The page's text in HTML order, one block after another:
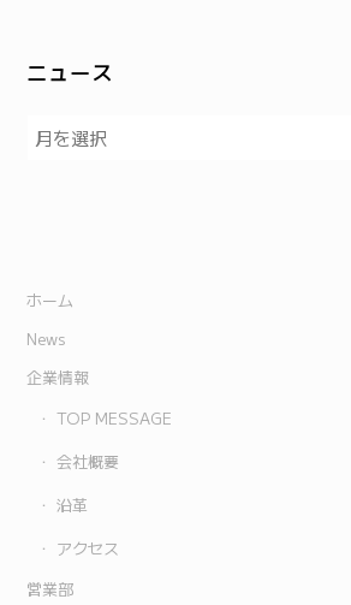
ニュース
ホーム
News
企業情報
TOP MESSAGE
会社概要
沿革
アクセス
営業部